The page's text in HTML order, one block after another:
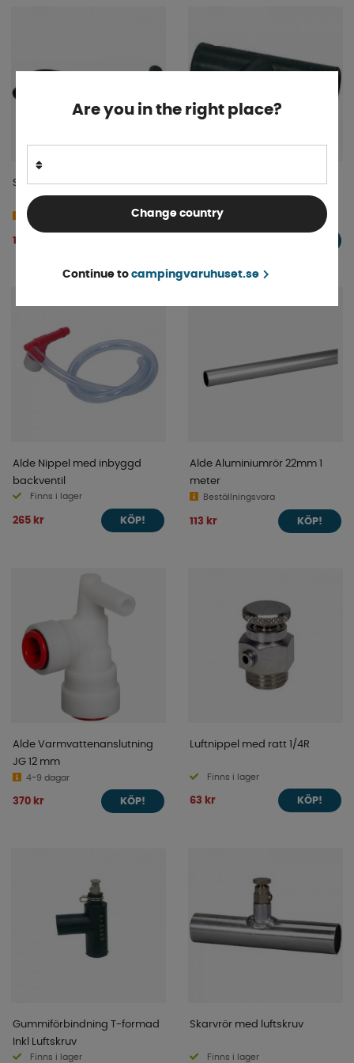
S böj 100/200/100 mm
Beställningsvara
174 kr
Gummi T-vinkel 22*22*22mm
Beställningsvara
Alde Nippel med inbyggd
backventil
Finns i lager
265 kr KÖP!
Alde Aluminiumrör 22mm 1
meter
Beställningsvara
113 kr KÖP!
Alde Varmvattenanslutning
JG 12 mm
4-9 dagar
370 kr KÖP!
Luftnippel med ratt 1/4R
Finns i lager
63 kr KÖP!
Gummiförbindning T-formad
Inkl Luftskruv
Finns i lager
Skarvrör med luftskruv
Finns i lager
Are you in the right place?
Change country
Continue to campingvaruhuset.se